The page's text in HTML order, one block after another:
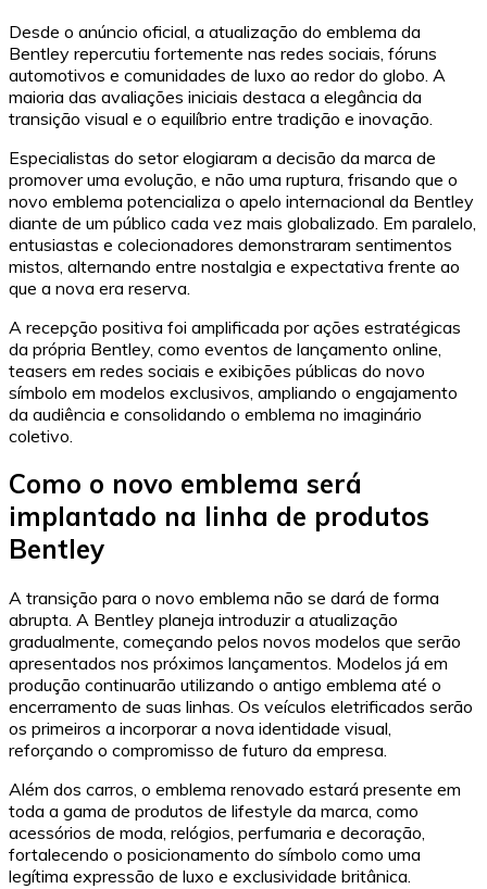
Desde o anúncio oficial, a atualização do emblema da
Bentley repercutiu fortemente nas redes sociais, fóruns
automotivos e comunidades de luxo ao redor do globo. A
maioria das avaliações iniciais destaca a elegância da
transição visual e o equilíbrio entre tradição e inovação.
Especialistas do setor elogiaram a decisão da marca de
promover uma evolução, e não uma ruptura, frisando que o
novo emblema potencializa o apelo internacional da Bentley
diante de um público cada vez mais globalizado. Em paralelo,
entusiastas e colecionadores demonstraram sentimentos
mistos, alternando entre nostalgia e expectativa frente ao
que a nova era reserva.
A recepção positiva foi amplificada por ações estratégicas
da própria Bentley, como eventos de lançamento online,
teasers em redes sociais e exibições públicas do novo
símbolo em modelos exclusivos, ampliando o engajamento
da audiência e consolidando o emblema no imaginário
coletivo.
Como o novo emblema será
implantado na linha de produtos
Bentley
A transição para o novo emblema não se dará de forma
abrupta. A Bentley planeja introduzir a atualização
gradualmente, começando pelos novos modelos que serão
apresentados nos próximos lançamentos. Modelos já em
produção continuarão utilizando o antigo emblema até o
encerramento de suas linhas. Os veículos eletrificados serão
os primeiros a incorporar a nova identidade visual,
reforçando o compromisso de futuro da empresa.
Além dos carros, o emblema renovado estará presente em
toda a gama de produtos de lifestyle da marca, como
acessórios de moda, relógios, perfumaria e decoração,
fortalecendo o posicionamento do símbolo como uma
legítima expressão de luxo e exclusividade britânica.